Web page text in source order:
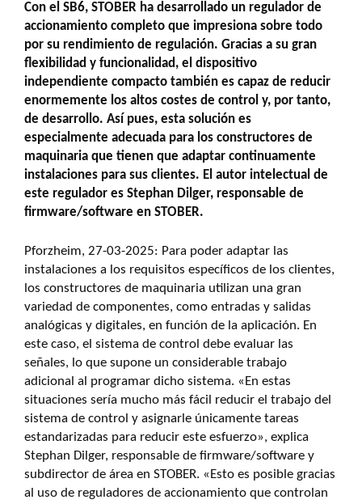
Con el SB6, STOBER ha desarrollado un regulador de
accionamiento completo que impresiona sobre todo
por su rendimiento de regulación. Gracias a su gran
flexibilidad y funcionalidad, el dispositivo
independiente compacto también es capaz de reducir
enormemente los altos costes de control y, por tanto,
de desarrollo. Así pues, esta solución es
especialmente adecuada para los constructores de
maquinaria que tienen que adaptar continuamente
instalaciones para sus clientes. El autor intelectual de
este regulador es Stephan Dilger, responsable de
firmware/software en STOBER.
Pforzheim, 27-03-2025: Para poder adaptar las
instalaciones a los requisitos específicos de los clientes,
los constructores de maquinaria utilizan una gran
variedad de componentes, como entradas y salidas
analógicas y digitales, en función de la aplicación. En
este caso, el sistema de control debe evaluar las
señales, lo que supone un considerable trabajo
adicional al programar dicho sistema. «En estas
situaciones sería mucho más fácil reducir el trabajo del
sistema de control y asignarle únicamente tareas
estandarizadas para reducir este esfuerzo», explica
Stephan Dilger, responsable de firmware/software y
subdirector de área en STOBER. «Esto es posible gracias
al uso de reguladores de accionamiento que controlan